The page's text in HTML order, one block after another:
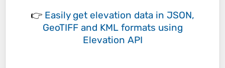
👉 Easily get elevation data in JSON,
GeoTIFF and KML formats using
Elevation API